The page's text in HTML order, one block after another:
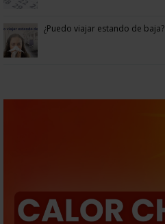
¿Puedo viajar estando de baja?